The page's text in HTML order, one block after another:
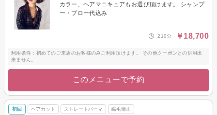
カラー、ヘアマニキュアもお選び頂けます。 シャンプ
ー・ブロー代込み
210分 ￥18,700
利用条件：初めてのご来店のお客様のみご利用頂けます。 その他クーポンとの併用出
来ません。
このメニューで予約
初回 ヘアカット ストレートパーマ 縮毛矯正